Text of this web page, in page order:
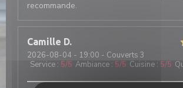
recommande.
Camille D
2026-08-04 - 19:00 - Couverts 3
Service : 5/5 Ambiance : 5/5 Cuisine : 5/5